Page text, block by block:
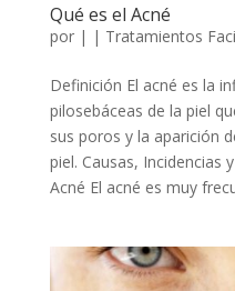
Qué es el Acné
por | | Tratamientos
Definición El acné es la
pilosebáceas de la piel
sus poros y la aparición
piel. Causas, Incidencias
Acné El acné es muy